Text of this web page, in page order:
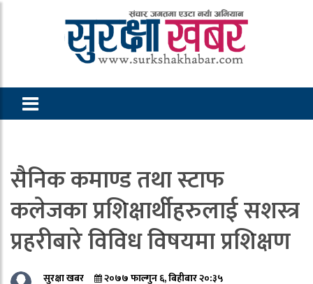
सैनिक कमाण्ड तथा स्टाफ
कलेजका प्रशिक्षार्थीहरुलाई सशस्त्र
प्रहरीबारे विविध विषयमा प्रशिक्षण
सुरक्षा खबर २०७७ फाल्गुन ६, बिहीबार २०:३५